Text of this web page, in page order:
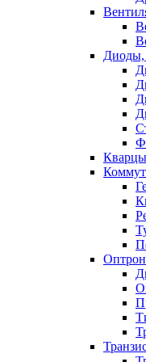
Диоды,
Кварцы